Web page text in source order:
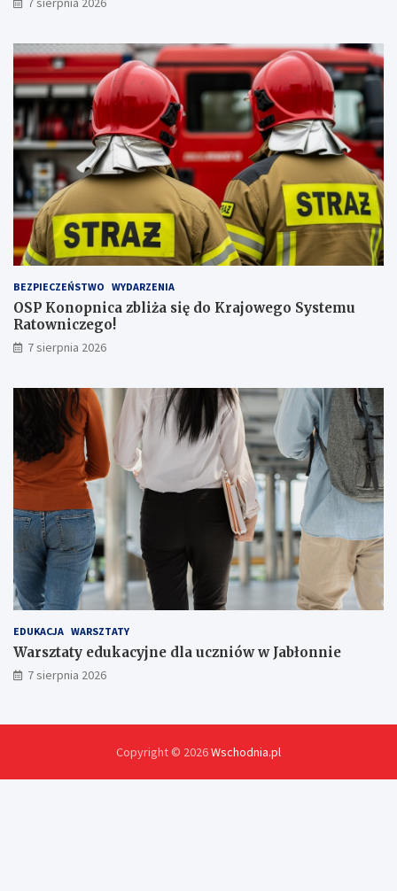
a
y
ż
s
z
ą
l
c
z
b
ą
a
a
ż
e
r
!
y
BEZPIECZEŃSTWO WYDARZENIA
OSP Konopnica zbliża się do Krajowego Systemu
Ratowniczego!
7 sierpnia 2026
EDUKACJA WARSZTATY
Warsztaty edukacyjne dla uczniów w Jabłonnie
7 sierpnia 2026
Copyright © 2026Wschodnia.pl